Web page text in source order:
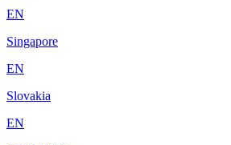
EN
Singapore
EN
Slovakia
EN